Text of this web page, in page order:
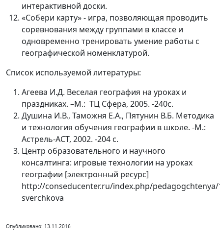
интерактивной доски.
«Собери карту» - игра, позволяющая проводить
соревнования между группами в классе и
одновременно тренировать умение работы с
географической номенклатурой.
Список используемой литературы:
Агеева И.Д. Веселая география на уроках и
праздниках. –М.: ТЦ Сфера, 2005. -240с.
Душина И.В., Таможня Е.А., Пятунин В.Б. Методика
и технология обучения географии в школе. -М.:
Астрель-АСТ, 2002. -204 с.
Центр образовательного и научного
консалтинга: игровые технологии на уроках
географии [электронный ресурс]
http://conseducenter.ru/index.php/pedagogchtenya/
sverchkova
Опубликовано: 13.11.2016